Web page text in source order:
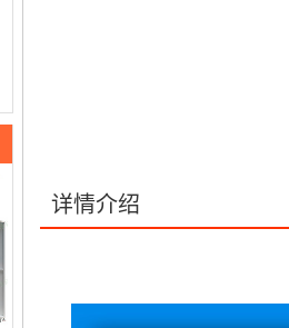
详情介绍